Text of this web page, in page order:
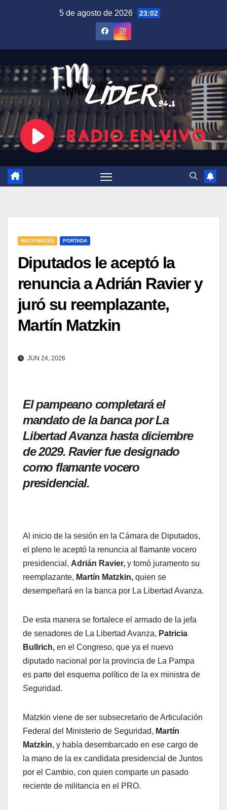
5 de agosto de 2026 23:02
NACIONALES PORTADA
Diputados le aceptó la
renuncia a Adrián Ravier y
juró su reemplazante,
Martín Matzkin
JUN 24, 2026
El pampeano completará el
mandato de la banca por La
Libertad Avanza hasta diciembre
de 2029. Ravier fue designado
como flamante vocero
presidencial.
Al inicio de la sesión en la Cámara de Diputados,
el pleno le aceptó la renuncia al flamante vocero
presidencial, Adrián Ravier, y tomó juramento su
reemplazante, Martín Matzkin, quien se
desempeñará en la banca por La Libertad Avanza.
De esta manera se fortalece el armado de la jefa
de senadores de La Libertad Avanza, Patricia
Bullrich, en el Congreso, que ya el nuevo
diputado nacional por la provincia de La Pampa
es parte del esquema político de la ex ministra de
Seguridad.
Matzkin viene de ser subsecretario de Articulación
Federal del Ministerio de Seguridad, Martín
Matzkin, y había desembarcado en ese cargo de
la mano de la ex candidata presidencial de Juntos
por el Cambio, con quien comparte un pasado
reciente de militancia en el PRO.